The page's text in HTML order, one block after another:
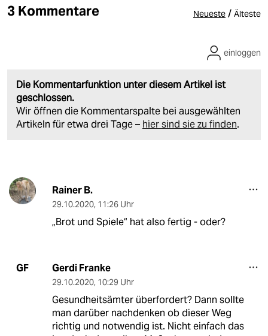
3 Kommentare Neueste / Älteste
Die Kommentarfunktion unter diesem Artikel ist
geschlossen.
Wir öffnen die Kommentarspalte bei ausgewählten
Artikeln für etwa drei Tage – hier sind sie zu finden.
einloggen
Rainer B.
29.10.2020, 11:26 Uhr
„Brot und Spiele“ hat also fertig - oder?
GF Gerdi Franke
29.10.2020, 10:29 Uhr
Gesundheitsämter überfordert? Dann sollte
man darüber nachdenken ob dieser Weg
richtig und notwendig ist. Nicht einfach das